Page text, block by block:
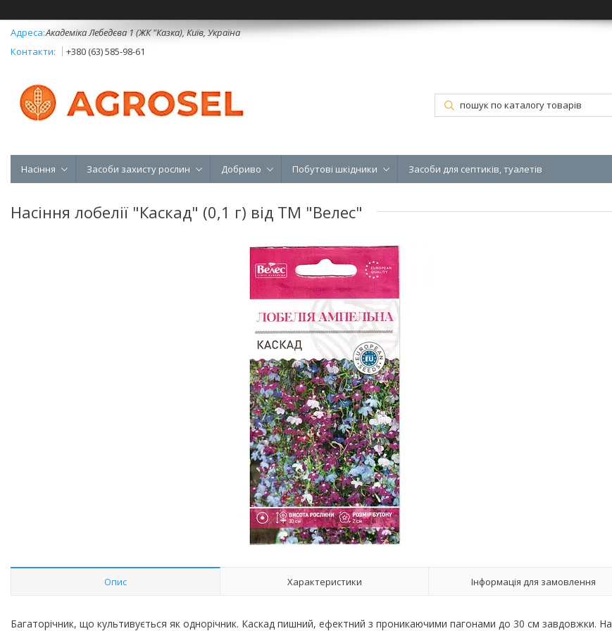
Академіка Лебедєва 1 (ЖК "Казка), Київ, Україна
+380 (63) 585-98-61
Насіння Засоби захисту рослин Добриво Побутові шкідники Засоби для септиків, туалетів
Насіння лобелії "Каскад" (0,1 г) від ТМ "Велес"
Опис Характеристики Інформація для замовлення
Багаторічник, що культивується як однорічник. Каскад пишний, ефектний з проникаючими пагонами до 30 см завдовжки. На